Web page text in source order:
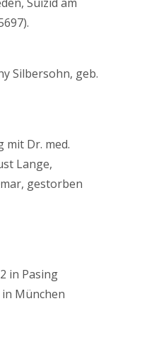
Silbersohn, geb.
mit Dr. med.
Lange,
gestorben
in Pasing
in München